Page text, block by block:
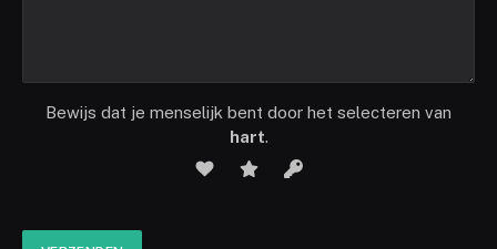
Bewijs dat je menselijk bent door het selecteren van
hart.